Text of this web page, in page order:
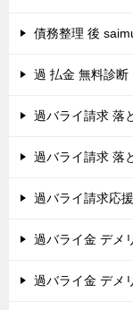
債務整理 後
過 払金 無料診断
過バライ請求 落
過バライ請求 落
過バライ請求応
過バライ金 デメ
過バライ金 デメ